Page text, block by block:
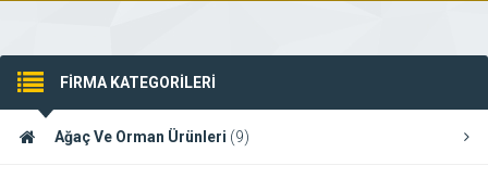
FİRMA KATEGORİLERİ
Ağaç Ve Orman Ürünleri (9)